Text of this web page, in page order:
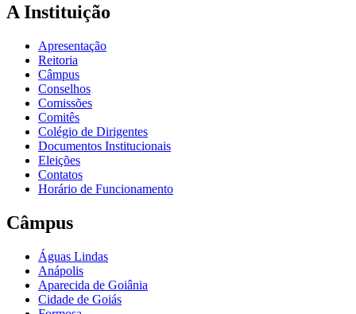
A Instituição
Apresentação
Reitoria
Câmpus
Conselhos
Comissões
Comitês
Colégio de Dirigentes
Documentos Institucionais
Eleições
Contatos
Horário de Funcionamento
Câmpus
Águas Lindas
Anápolis
Aparecida de Goiânia
Cidade de Goiás